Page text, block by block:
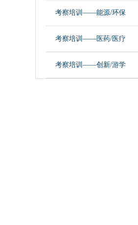
考察培训——能源/环保
考察培训——医药/医疗
考察培训——创新/游学